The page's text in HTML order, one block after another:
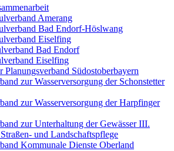
Amerang
Bad Endorf-Höslwang
Eiselfing
Bad Endorf
Eiselfing
Planungsverband Südostoberbayern
zur Wasserversorgung der Schonstetter
zur Wasserversorgung der Harpfinger
zur Unterhaltung der Gewässer III.
und Landschaftspflege
Kommunale Dienste Oberland